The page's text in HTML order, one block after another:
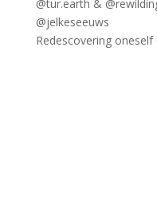
Redescovering